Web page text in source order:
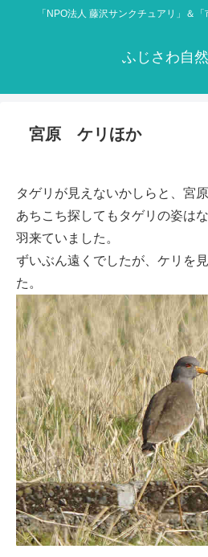
「NPO法人 藤沢サンクチュアリ」＆
ふじさわ自
宮原 ケリほか
タゲリが見えないかしらと、宮
あちこち探してもタゲリの姿は
羽来ていました。
ずいぶん遠くでしたが、ケリを
た。